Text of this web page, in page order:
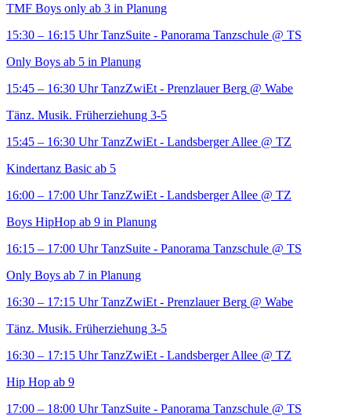
TMF Boys only ab 3 in Planung
15:30 – 16:15 Uhr TanzSuite - Panorama Tanzschule @ TS
Only Boys ab 5 in Planung
15:45 – 16:30 Uhr TanzZwiEt - Prenzlauer Berg @ Wabe
Tänz. Musik. Früherziehung 3-5
15:45 – 16:30 Uhr TanzZwiEt - Landsberger Allee @ TZ
Kindertanz Basic ab 5
16:00 – 17:00 Uhr TanzZwiEt - Landsberger Allee @ TZ
Boys HipHop ab 9 in Planung
16:15 – 17:00 Uhr TanzSuite - Panorama Tanzschule @ TS
Only Boys ab 7 in Planung
16:30 – 17:15 Uhr TanzZwiEt - Prenzlauer Berg @ Wabe
Tänz. Musik. Früherziehung 3-5
16:30 – 17:15 Uhr TanzZwiEt - Landsberger Allee @ TZ
Hip Hop ab 9
17:00 – 18:00 Uhr TanzSuite - Panorama Tanzschule @ TS